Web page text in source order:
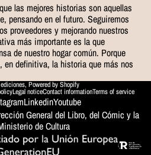
las mejores historias son aquellas
pensando en el futuro. Seguiremos
proveedores y mejorando nuestros
más importante es la que
de nuestro hogar común. Porque
en definitiva, la historia que más nos
, Powered by Shopify
Legal noticeContact informationTerms of service
LinkedinYoutube
General del Libro, del Cómic y la
de Cultura